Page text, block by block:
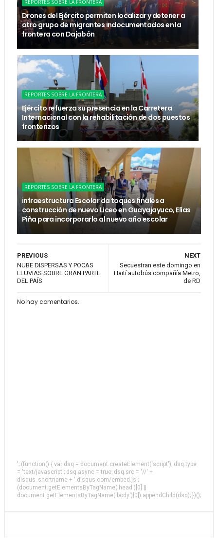
REPORTES SOBRE LA FRONTERA
Drones del Ejército permiten localizar y detener a
otro grupo de migrantes indocumentados en la
frontera con Dajabón
REPORTES SOBRE LA FRONTERA
Ejército refuerza su presencia en la Carretera
Internacional con la rehabilitación de dos puestos
fronterizos
REPORTES SOBRE LA FRONTERA
infraestructura Escolar da toques finales a
construcción de nuevo Liceo en Guayajayuco, Elías
Piña para incorporarlo al nuevo año escolar
NEXT
Secuestran este domingo en
Haití autobús compañía Metro,
de RD
PREVIOUS
NUBE DISPERSAS Y POCAS
LLUVIAS SOBRE GRAN PARTE
DEL PAÍS
No hay comentarios.
'; (function() { var dsq = document.createElement('script'); dsq.type
= 'text/javascript'; dsq.async = true; dsq.src = '//' +
disqus_shortname + '.disqus.com/embed.js';
(document.getElementsByTagName('head')[0] ||
document.getElementsByTagName('body')[0]).appendChild(dsq); })();